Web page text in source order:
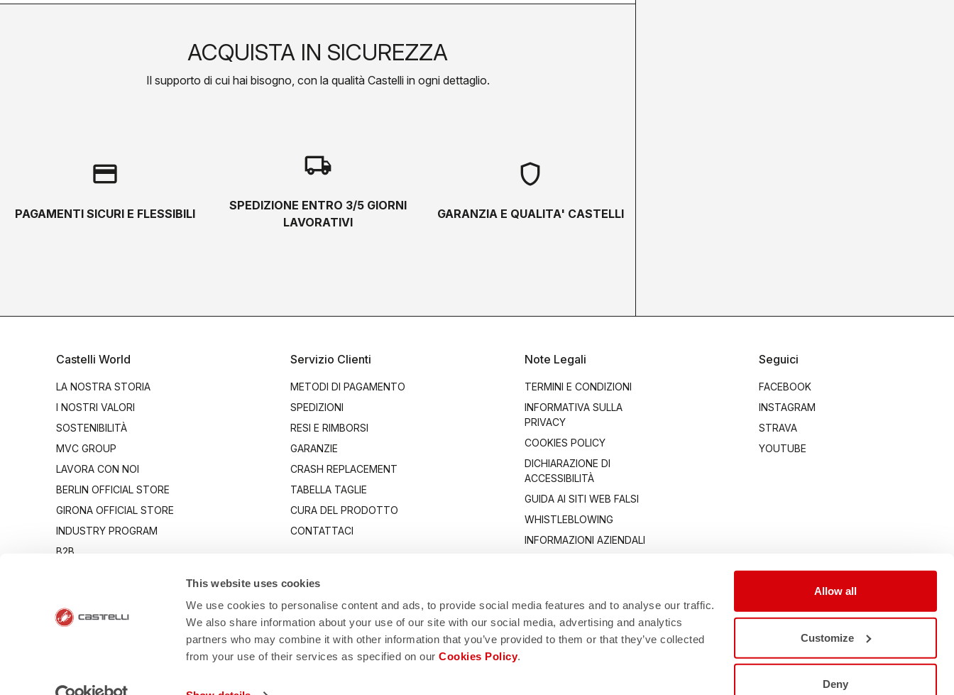
This website uses cookies
We use cookies to personalise content and ads, to provide social media features and to analyse our traffic.
We also share information about your use of our site with our social media, advertising and analytics
partners who may combine it with other information that you’ve provided to them or that they’ve collected
from your use of their services as specified on ourCookies Policy.
Allow all
Customize
Deny
ACQUISTA IN SICUREZZA
Il supporto di cui hai bisogno, con la qualità Castelli in ogni dettaglio.
credit_card
PAGAMENTI SICURI E FLESSIBILI
local_shipping
SPEDIZIONE ENTRO 3/5 GIORNI
LAVORATIVI
shield
GARANZIA E QUALITA' CASTELLI
Castelli World
LA NOSTRA STORIA
I NOSTRI VALORI
SOSTENIBILITÀ
MVC GROUP
LAVORA CON NOI
BERLIN OFFICIAL STORE
GIRONA OFFICIAL STORE
INDUSTRY PROGRAM
B2B
Servizio Clienti
METODI DI PAGAMENTO
SPEDIZIONI
RESI E RIMBORSI
GARANZIE
CRASH REPLACEMENT
TABELLA TAGLIE
CURA DEL PRODOTTO
CONTATTACI
Note Legali
TERMINI E CONDIZIONI
INFORMATIVA SULLA
PRIVACY
COOKIES POLICY
DICHIARAZIONE DI
ACCESSIBILITÀ
GUIDA AI SITI WEB FALSI
WHISTLEBLOWING
INFORMAZIONI AZIENDALI
Seguici
FACEBOOK
INSTAGRAM
STRAVA
YOUTUBE